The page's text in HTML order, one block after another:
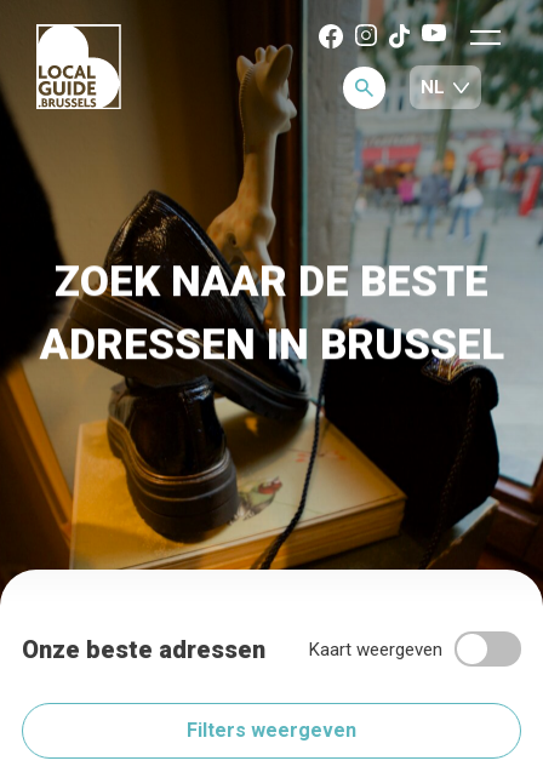
ZOEK NAAR DE BESTE
ADRESSEN IN BRUSSEL
Onze beste adressen Kaart weergeven
Filters weergeven